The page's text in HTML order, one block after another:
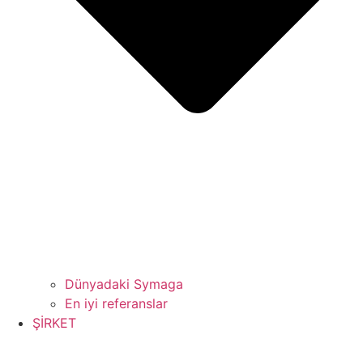
Dünyadaki Symaga
En iyi referanslar
ŞİRKET